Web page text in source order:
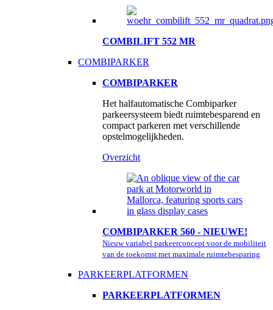
COMBILIFT 552 MR
COMBIPARKER
COMBIPARKER
Het halfautomatische Combiparker
parkeersysteem biedt ruimtebesparend en
compact parkeren met verschillende
opstelmogelijkheden.
Overzicht
COMBIPARKER 560 - NIEUWE!
Nieuw variabel parkeerconcept voor de mobiliteit
van de toekomst met maximale ruimtebesparing
PARKEERPLATFORMEN
PARKEERPLATFORMEN